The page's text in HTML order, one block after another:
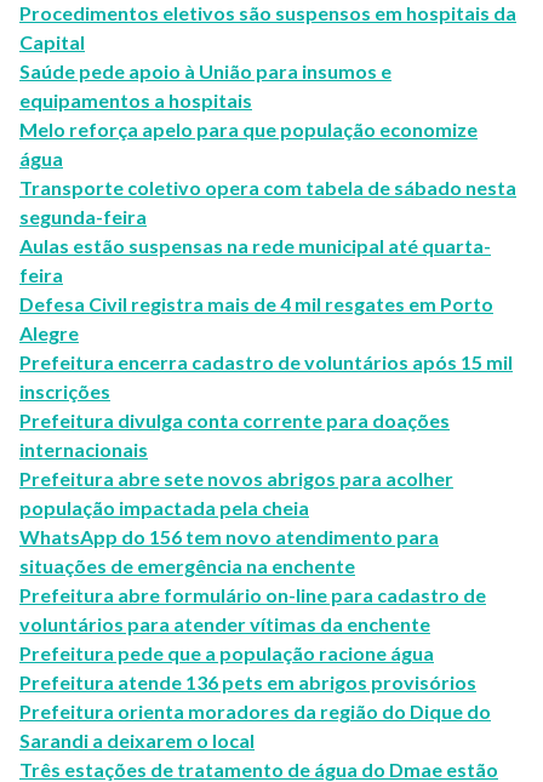
Procedimentos eletivos são suspensos em hospitais da
Capital
Saúde pede apoio à União para insumos e
equipamentos a hospitais
Melo reforça apelo para que população economize
água
Transporte coletivo opera com tabela de sábado nesta
segunda-feira
Aulas estão suspensas na rede municipal até quarta-
feira
Defesa Civil registra mais de 4 mil resgates em Porto
Alegre
Prefeitura encerra cadastro de voluntários após 15 mil
inscrições
Prefeitura divulga conta corrente para doações
internacionais
Prefeitura abre sete novos abrigos para acolher
população impactada pela cheia
WhatsApp do 156 tem novo atendimento para
situações de emergência na enchente
Prefeitura abre formulário on-line para cadastro de
voluntários para atender vítimas da enchente
Prefeitura pede que a população racione água
Prefeitura atende 136 pets em abrigos provisórios
Prefeitura orienta moradores da região do Dique do
Sarandi a deixarem o local
Três estações de tratamento de água do Dmae estão